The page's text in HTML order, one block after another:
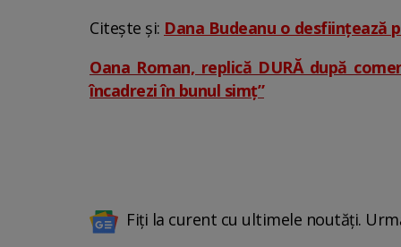
Citește și: Dana Budeanu o desființează
Oana Roman, replică DURĂ după
încadrezi în bunul simț”
Fiți la curent cu ultimele noutăți.